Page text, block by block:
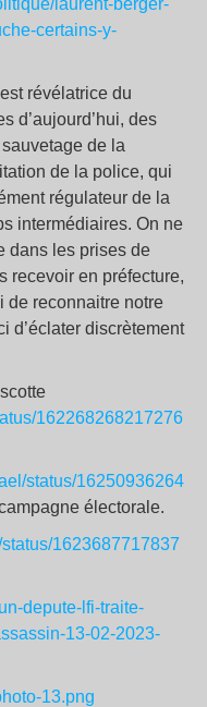
certains-y-
révélatrice du
d’aujourd’hui, des
de la
de la police, qui
régulateur de la
intermédiaires. On ne
dans les prises de
recevoir en préfecture,
de reconnaitre notre
d’éclater discrètement
162268268217276
status/16250936264
électorale.
1623687717837
depute-lfi-traite-
13-02-2023-
13.png